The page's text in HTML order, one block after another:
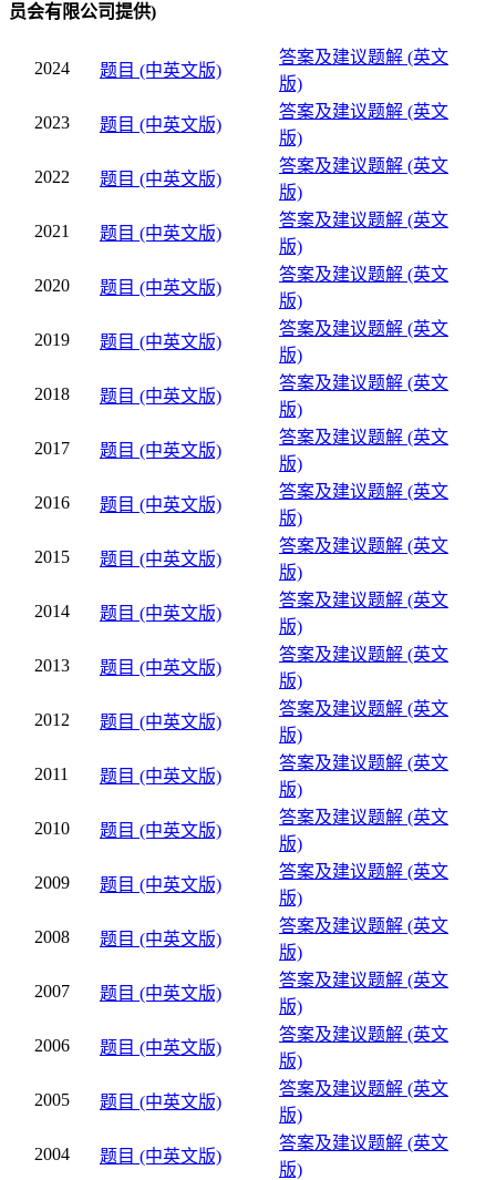
员会有限公司提供)
2024 题目 (中英文版)
答案及建议题解 (英文
版)
2023 题目 (中英文版)
答案及建议题解 (英文
版)
2022 题目 (中英文版)
答案及建议题解 (英文
版)
2021 题目 (中英文版)
答案及建议题解 (英文
版)
2020 题目 (中英文版)
答案及建议题解 (英文
版)
2019 题目 (中英文版)
答案及建议题解 (英文
版)
2018 题目 (中英文版)
答案及建议题解 (英文
版)
2017 题目 (中英文版)
答案及建议题解 (英文
版)
2016 题目 (中英文版)
答案及建议题解 (英文
版)
2015 题目 (中英文版)
答案及建议题解 (英文
版)
2014 题目 (中英文版)
答案及建议题解 (英文
版)
2013 题目 (中英文版)
答案及建议题解 (英文
版)
2012 题目 (中英文版)
答案及建议题解 (英文
版)
2011 题目 (中英文版)
答案及建议题解 (英文
版)
2010 题目 (中英文版)
答案及建议题解 (英文
版)
2009 题目 (中英文版)
答案及建议题解 (英文
版)
2008 题目 (中英文版)
答案及建议题解 (英文
版)
2007 题目 (中英文版)
答案及建议题解 (英文
版)
2006 题目 (中英文版)
答案及建议题解 (英文
版)
2005 题目 (中英文版)
答案及建议题解 (英文
版)
2004 题目 (中英文版)
答案及建议题解 (英文
版)